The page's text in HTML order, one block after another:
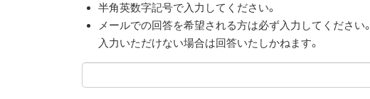
半角英数字記号で入力してください。
メールでの回答を希望される方は必ず入力してください。
入力いただけない場合は回答いたしかねます。